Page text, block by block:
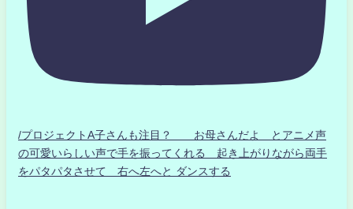
/プロジェクトA子さんも注目？ お母さんだよ とアニメ声
の可愛いらしい声で手を振ってくれる 起き上がりながら両手
をパタパタさせて 右へ左へと ダンスする